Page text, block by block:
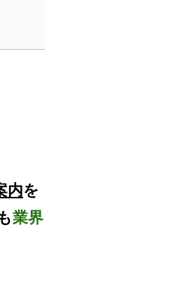
内を
業界